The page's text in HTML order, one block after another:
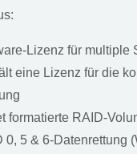
Lizenz für multiple
eine Lizenz für die
formatierte RAID-
0, 5 & 6-Datenrettung